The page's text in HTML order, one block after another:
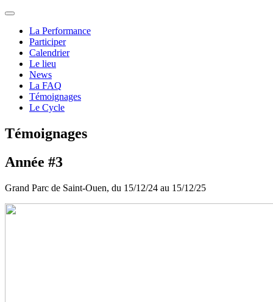
La Performance
Participer
Calendrier
Le lieu
News
La FAQ
Témoignages
Le Cycle
Témoignages
Année #3
Grand Parc de Saint-Ouen, du 15/12/24 au 15/12/25